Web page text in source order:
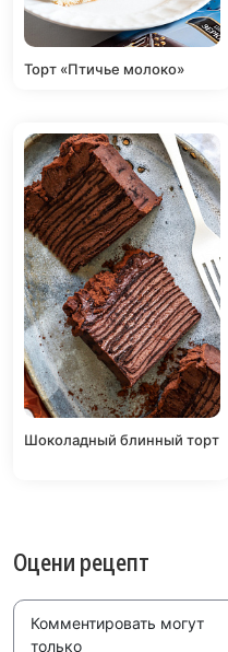
Торт «Птичье молоко»
Шоколадный блинный торт
Оцени рецепт
Комментировать могут
только